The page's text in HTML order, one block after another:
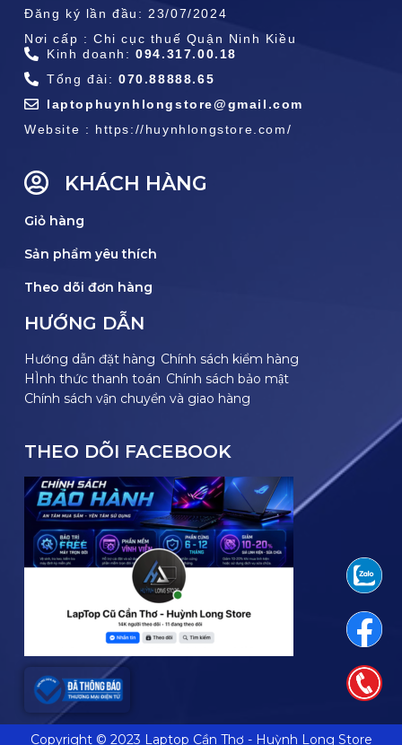
Đăng ký lần đầu: 23/07/2024
Nơi cấp : Chi cục thuế Quận Ninh Kiều
Kinh doanh:094.317.00.18
Tổng đài: 070.88888.65
laptophuynhlongstore@gmail.com
Website : https://huynhlongstore.com/
KHÁCH HÀNG
Giỏ hàng
Sản phẩm yêu thích
Theo dõi đơn hàng
HƯỚNG DẪN
Hướng dẫn đặt hàng Chính sách kiểm hàng
HÌnh thức thanh toán Chính sách bảo mật
Chính sách vận chuyển và giao hàng
THEO DÕI FACEBOOK
Copyright © 2023 Laptop Cần Thơ - Huỳnh Long Store